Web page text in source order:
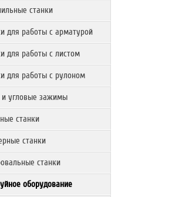
станки
для работы с арматурой
для работы с листом
для работы с рулоном
и угловые зажимы
станки
станки
станки
оборудование